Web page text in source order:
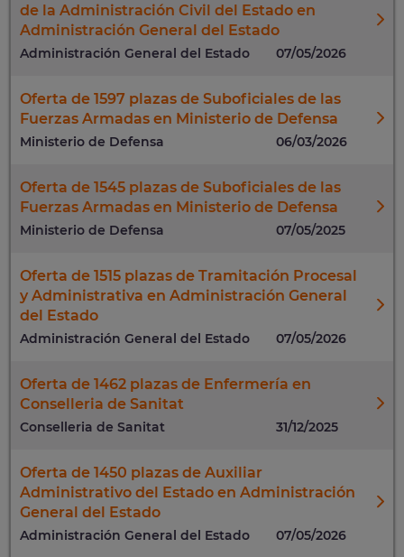
de la Administración Civil del Estado en
Administración General del Estado
Administración General del Estado 07/05/2026
Oferta de 1597 plazas de Suboficiales de las
Fuerzas Armadas en Ministerio de Defensa
Ministerio de Defensa 06/03/2026
Oferta de 1545 plazas de Suboficiales de las
Fuerzas Armadas en Ministerio de Defensa
Ministerio de Defensa 07/05/2025
Oferta de 1515 plazas de Tramitación Procesal
y Administrativa en Administración General
del Estado
Administración General del Estado 07/05/2026
Oferta de 1462 plazas de Enfermería en
Conselleria de Sanitat
Conselleria de Sanitat 31/12/2025
Oferta de 1450 plazas de Auxiliar
Administrativo del Estado en Administración
General del Estado
Administración General del Estado 07/05/2026